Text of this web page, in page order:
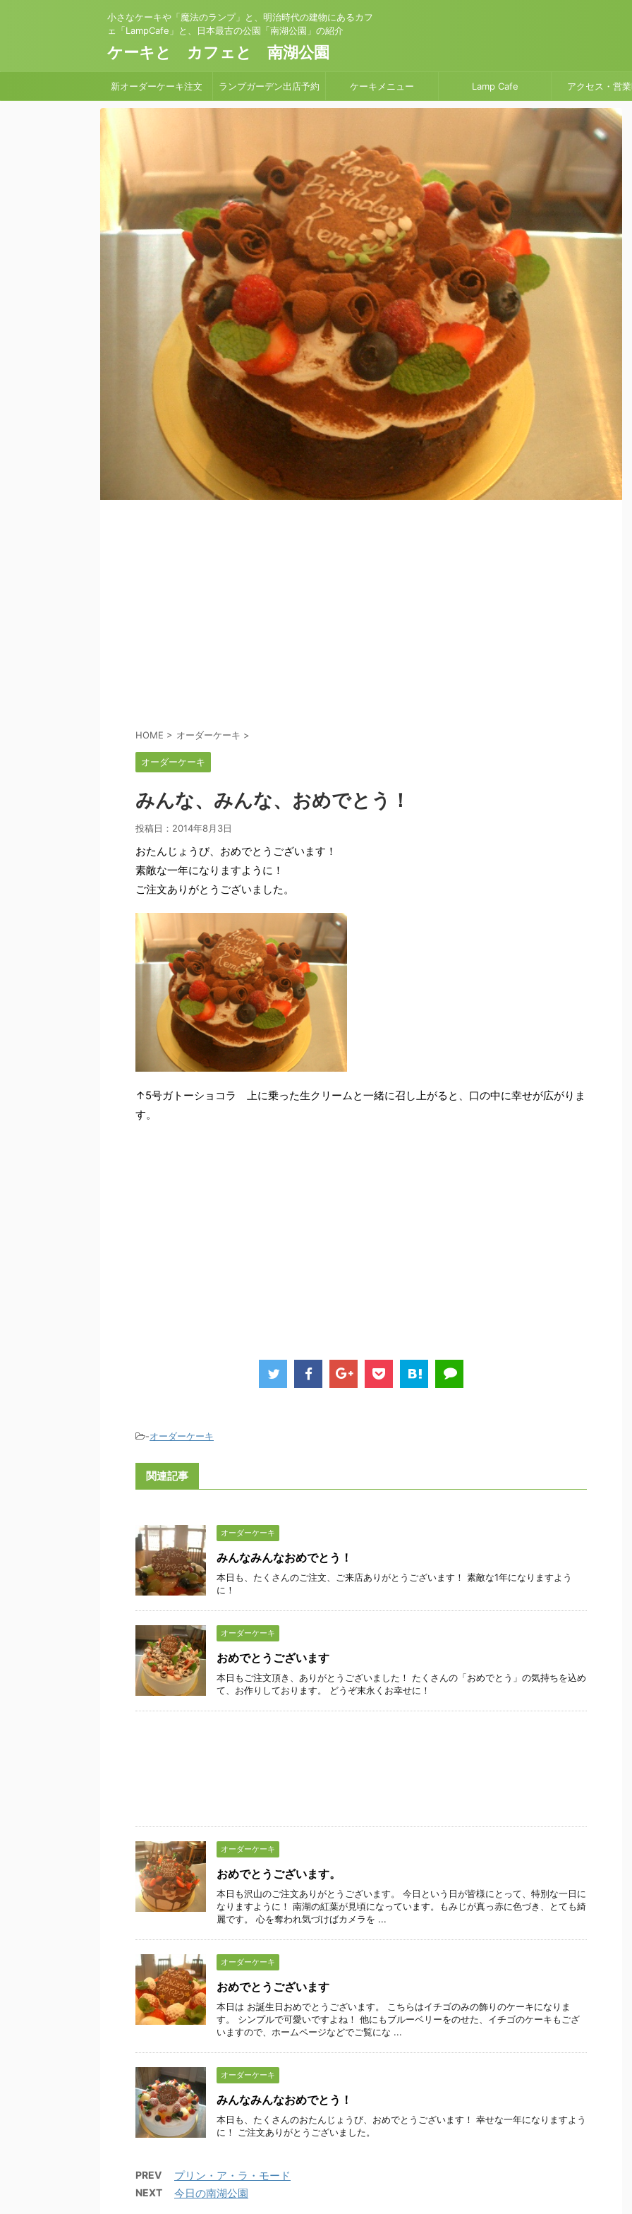
小さなケーキや「魔法のランプ」と、明治時代の建物にあるカフ
ェ「LampCafe」と、日本最古の公園「南湖公園」の紹介
ケーキと カフェと 南湖公園
新オーダーケーキ注文 ランプガーデン出店予約 ケーキメニュー Lamp Cafe アクセス・営
HOME > オーダーケーキ >
オーダーケーキ
みんな、みんな、おめでとう！
投稿日： 2014年8月3日
おたんじょうび、おめでとうございます！
素敵な一年になりますように！
ご注文ありがとうございました。
↑5号ガトーショコラ 上に乗った生クリームと一緒に召し上がると、口の中に幸せが広がりま
す。
-オーダーケーキ
関連記事
オーダーケーキ
みんなみんなおめでとう！
本日も、たくさんのご注文、ご来店ありがとうございます！ 素敵な1年になりますよう
に！
オーダーケーキ
おめでとうございます
本日もご注文頂き、ありがとうございました！ たくさんの「おめでとう」の気持ちを込め
て、お作りしております。 どうぞ末永くお幸せに！
オーダーケーキ
おめでとうございます。
本日も沢山のご注文ありがとうございます。 今日という日が皆様にとって、特別な一日に
なりますように！ 南湖の紅葉が見頃になっています。もみじが真っ赤に色づき、とても綺
麗です。 心を奪われ気づけばカメラを ...
オーダーケーキ
おめでとうございます
本日は お誕生日おめでとうございます。 こちらはイチゴのみの飾りのケーキになりま
す。 シンプルで可愛いですよね！ 他にもブルーベリーをのせた、イチゴのケーキもござ
いますので、ホームページなどでご覧にな ...
オーダーケーキ
みんなみんなおめでとう！
本日も、たくさんのおたんじょうび、おめでとうございます！ 幸せな一年になりますよう
に！ ご注文ありがとうございました。
PREV プリン・ア・ラ・モード
NEXT 今日の南湖公園